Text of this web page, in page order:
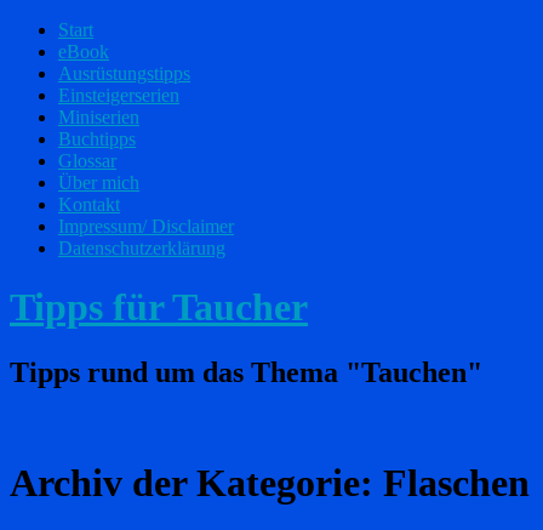
Start
eBook
Ausrüstungstipps
Einsteigerserien
Miniserien
Buchtipps
Glossar
Über mich
Kontakt
Impressum/ Disclaimer
Datenschutzerklärung
Tipps für Taucher
Tipps rund um das Thema "Tauchen"
Archiv der Kategorie: Flaschen